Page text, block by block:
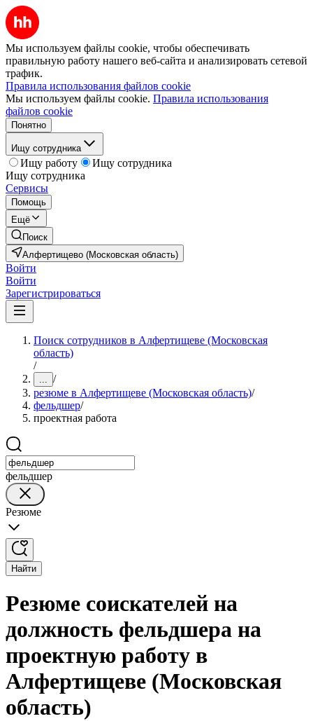
Мы используем файлы cookie, чтобы обеспечивать
правильную работу нашего веб-сайта и анализировать сетевой
трафик.
Правила использования файлов cookie
Мы используем файлы cookie. Правила использования
файлов cookie
Понятно
Ищу сотрудника
Ищу работу
Ищу сотрудника
Ищу сотрудника
Сервисы
Помощь
Ещё
Поиск
Алфертищево (Московская область)
Войти
Войти
Зарегистрироваться
Поиск сотрудников в Алфертищеве (Московская
область)
/
... /
резюме в Алфертищеве (Московская область)/
фельдшер/
проектная работа
фельдшер
Резюме
Найти
Резюме соискателей на
должность фельдшера на
проектную работу в
Алфертищеве (Московская
область)